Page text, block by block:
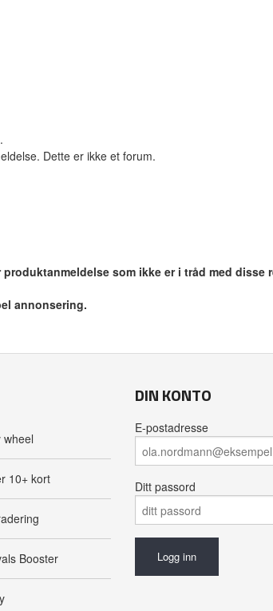
Dette er ikke et forum.
som ikke er i tråd med disse
annonsering.
wheel
10+ kort
Booster
DIN KONTO
E-postadresse
Ditt passord